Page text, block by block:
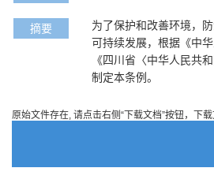
摘要
为了保护和改善环境，
可持续发展，根据《中
《四川省〈中华人民共
制定本条例。
原始文件存在, 请点击右侧“下载文档”按钮，下